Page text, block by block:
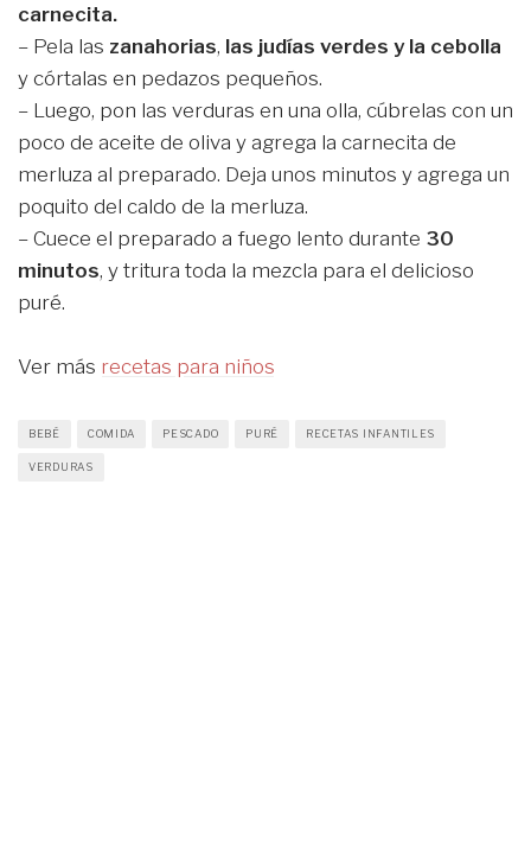
carnecita.
– Pela las zanahorias, las judías verdes y la cebolla
y córtalas en pedazos pequeños.
– Luego, pon las verduras en una olla, cúbrelas con un
poco de aceite de oliva y agrega la carnecita de
merluza al preparado. Deja unos minutos y agrega un
poquito del caldo de la merluza.
– Cuece el preparado a fuego lento durante 30
minutos, y tritura toda la mezcla para el delicioso
puré.
Ver más recetas para niños
BEBÉ COMIDA PESCADO PURÉ RECETAS INFANTILES
VERDURAS